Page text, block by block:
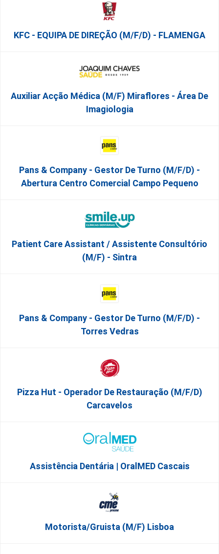
KFC - EQUIPA DE DIREÇÃO (m/f/d) - FLAMENGA
Auxiliar Acção Médica (M/F) Miraflores - Área De
Imagiologia
Pans & Company - Gestor De Turno (m/f/d) -
Abertura Centro Comercial Campo Pequeno
Patient Care Assistant / Assistente Consultório
(M/F) - Sintra
Pans & Company - Gestor De Turno (m/f/d) -
Torres Vedras
Pizza Hut - Operador De Restauração (m/f/d)
Carcavelos
Assistência Dentária | OralMED Cascais
Motorista/Gruista (m/f) Lisboa